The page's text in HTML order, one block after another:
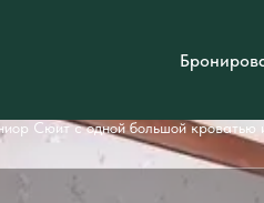
Сюит с одной большой кроватью и